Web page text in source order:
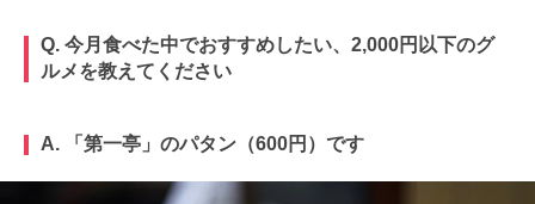
Q. 今月食べた中でおすすめしたい、2,000円以下のグ
ルメを教えてください
A. 「第一亭」のパタン（600円）です